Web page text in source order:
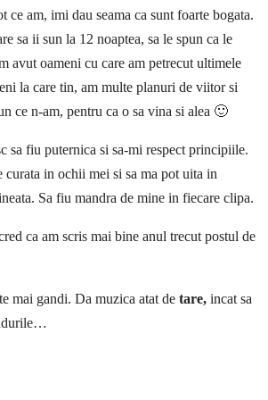
ce am, imi dau seama ca sunt foarte bogata.
sa ii sun la 12 noaptea, sa le spun ca le
avut oameni cu care am petrecut ultimele
la care tin, am multe planuri de viitor si
ce n-am, pentru ca o sa vina si alea 🙂
fiu puternica si sa-mi respect principiile.
curata in ochii mei si sa ma pot uita in
Sa fiu mandra de mine in fiecare clipa.
ca am scris mai bine anul trecut postul de
mai gandi. Da muzica atat de tare, incat sa